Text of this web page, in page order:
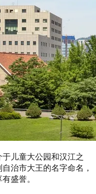
儿童大公园和汉江之
治市大王的名字命名，
盛誉。